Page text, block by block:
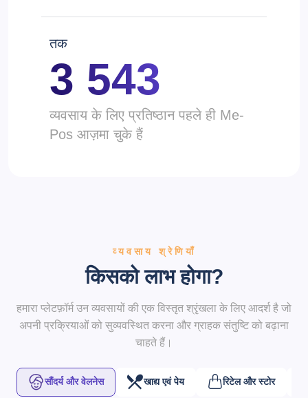
तक
3 543
व्यवसाय के लिए प्रतिष्ठान पहले ही Me-
Pos आज़मा चुके हैं
व्यवसाय श्रेणियाँ
किसको लाभ होगा?
हमारा प्लेटफ़ॉर्म उन व्यवसायों की एक विस्तृत श्रृंखला के लिए आदर्श है जो
अपनी प्रक्रियाओं को सुव्यवस्थित करना और ग्राहक संतुष्टि को बढ़ाना
चाहते हैं।
सौंदर्य और वेलनेस खाद्य एवं पेय रिटेल और स्टोर